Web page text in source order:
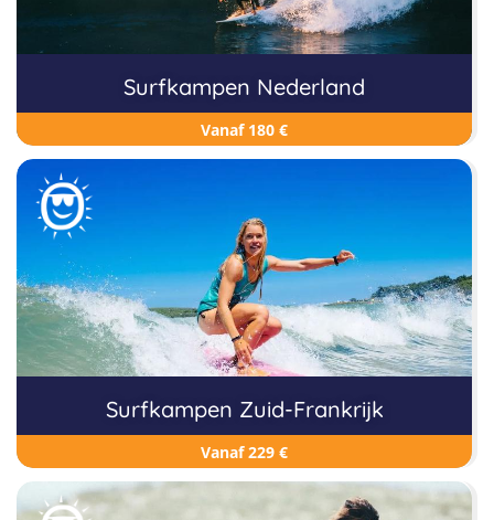
Surfkampen Nederland
Vanaf 180 €
Surfkampen Zuid-Frankrijk
Vanaf 229 €